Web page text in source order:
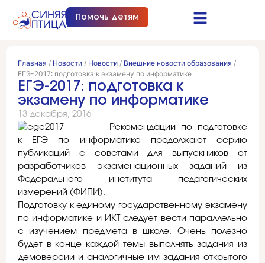
Помочь детям
Главная / Новости / Новости / Внешние новости образования /
ЕГЭ-2017: подготовка к экзамену по информатике
ЕГЭ-2017: подготовка к
экзамену по информатике
13 декабря, 2016
Рекомендации по подготовке
к ЕГЭ по информатике продолжают серию
публикаций с советами для выпускников от
разработчиков экзаменационных заданий из
Федерального института педагогических
измерений (ФИПИ).
Подготовку к единому государственному экзамену
по информатике и ИКТ следует вести параллельно
с изучением предмета в школе. Очень полезно
будет в конце каждой темы выполнять задания из
демоверсии и аналогичные им задания открытого